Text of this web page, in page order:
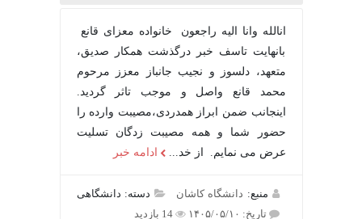
انالله وانا الیه راجعون خانواده معزای قانع
بانهایت تاسف خبر درگذشت همکار صدیق،
متعهد، دلسوز و نجیب جانباز معزز مرحوم
محمد قانع واصل و موجب تاثر گردید.
اینجانب ضمن ابراز همدردی،مصیبت وارده را
حضور شما و همه مصیبت زدگان تسلیت
عرض می نمایم. از خد...
ادامه خبر
منبع:دانشگاه کاشان
دسته: دانشگاهی
تاریخ: ۱۴۰۵/۰۵/۱۰
14 بازدید